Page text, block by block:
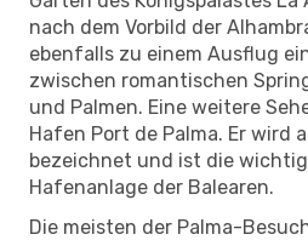
nach dem Vorbild der
ebenfalls zu einem Ausflug
zwischen romantischen
und Palmen. Eine weitere
Hafen Port de Palma. Er wird
bezeichnet und ist die
Hafenanlage der Balearen.
Die meisten der Palma-